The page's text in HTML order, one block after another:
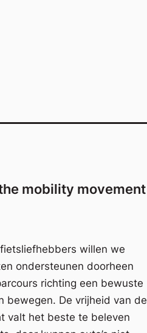
mobility movement
willen we
ondersteunen doorheen
richting een bewuste
bewegen. De vrijheid van de
valt het beste te beleven